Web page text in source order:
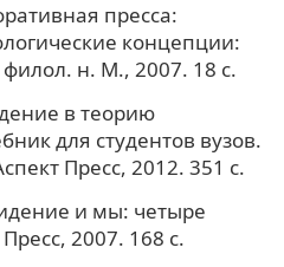
пресса:
концепции:
н. М., 2007. 18 с.
в теорию
для студентов вузов.
Пресс, 2012. 351 с.
и мы: четыре
2007. 168 с.